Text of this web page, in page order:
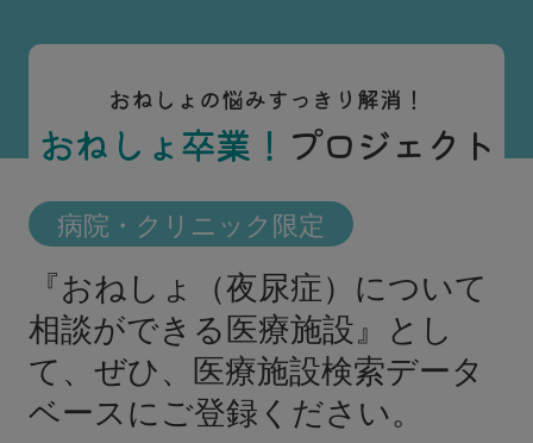
おねしょの悩みすっきり解消！
おねしょ卒業！ プロジェクト
病院・クリニック限定
『おねしょ（夜尿症）について
相談ができる医療施設』とし
て、 ぜひ、医療施設検索データ
ベースにご登録ください。